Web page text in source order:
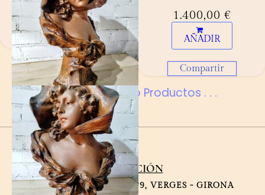
380,00€
Compartir
1.400,00 €
AÑADIR
Compartir
. . .Cargando Productos . . .
DIRECCIÓN
CARRER DELS VALLS Nº9, VERGES - GIRONA